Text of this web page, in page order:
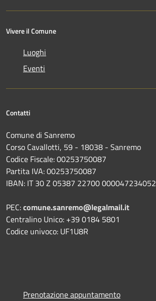
Vivere il Comune
Luoghi
Eventi
Contatti
Comune di Sanremo
Corso Cavallotti, 59 - 18038 - Sanremo
Codice Fiscale: 00253750087
Partita IVA: 00253750087
IBAN: IT 30 Z 05387 22700 000047234052
PEC:comune.sanremo@legalmail.it
Centralino Unico: +39 0184 5801
Codice univoco: UF1U8R
Prenotazione appuntamento